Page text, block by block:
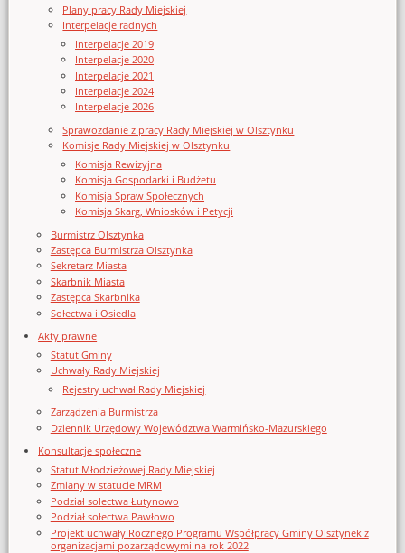
Plany pracy Rady Miejskiej
Interpelacje radnych
Interpelacje 2019
Interpelacje 2020
Interpelacje 2021
Interpelacje 2024
Interpelacje 2026
Sprawozdanie z pracy Rady Miejskiej w Olsztynku
Komisje Rady Miejskiej w Olsztynku
Komisja Rewizyjna
Komisja Gospodarki i Budżetu
Komisja Spraw Społecznych
Komisja Skarg, Wniosków i Petycji
Burmistrz Olsztynka
Zastępca Burmistrza Olsztynka
Sekretarz Miasta
Skarbnik Miasta
Zastępca Skarbnika
Sołectwa i Osiedla
Akty prawne
Statut Gminy
Uchwały Rady Miejskiej
Rejestry uchwał Rady Miejskiej
Zarządzenia Burmistrza
Dziennik Urzędowy Województwa Warmińsko-Mazurskiego
Konsultacje społeczne
Statut Młodzieżowej Rady Miejskiej
Zmiany w statucie MRM
Podział sołectwa Łutynowo
Podział sołectwa Pawłowo
Projekt uchwały Rocznego Programu Współpracy Gminy Olsztynek z
organizacjami pozarządowymi na rok 2022